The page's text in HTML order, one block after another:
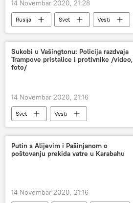
14 Novembar 2020, 21:28
Rusija Svet Vesti
Sukobi u Vašingtonu: Policija razdvaja
Trampove pristalice i protivnike /video,
foto/
14 Novembar 2020, 21:16
Svet Vesti
Putin s Alijevim i Pašinjanom o
poštovanju prekida vatre u Karabahu
14 Novembar 2020, 21:16